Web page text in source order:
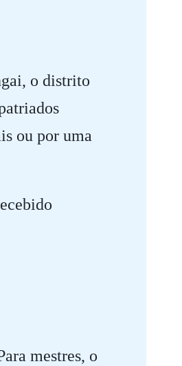
o distrito
ou por uma
mestres, o